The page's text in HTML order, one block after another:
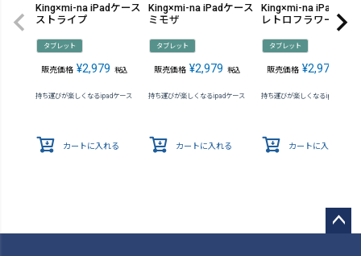
King×mi-na iPadケース
ストライプ
タブレット
販売価格 ¥2,979 税込
持ち運びが楽しくなるipadケース
カートに入れる
King×mi-na iPadケース
ミモザ
タブレット
販売価格 ¥2,979 税込
持ち運びが楽しくなるipadケース
カートに入れる
King×mi-na iPadケー
レトロフラワー
タブレット
販売価格 ¥2,979
持ち運びが楽しくなるipadケース
カートに入れる